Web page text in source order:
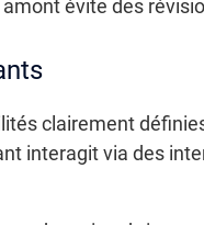
évite des
clairement
interagit via des